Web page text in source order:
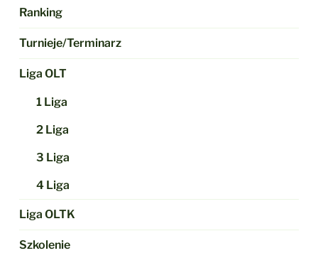
Ranking
Turnieje/Terminarz
Liga OLT
1 Liga
2 Liga
3 Liga
4 Liga
Liga OLTK
Szkolenie